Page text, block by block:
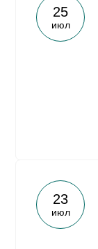
25
июл
23
июл